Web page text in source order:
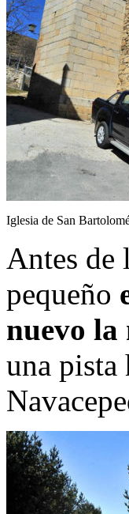
Iglesia de San
Antes de
pequeño
nuevo la
una pista